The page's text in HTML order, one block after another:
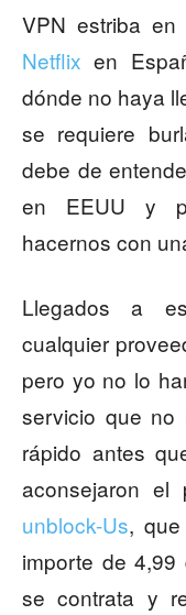
VPN estriba
Netflix en
dónde no haya
se requiere
debe de
en EEUU y
hacernos con
Llegados a
cualquier
pero yo no lo
servicio que
rápido antes
aconsejaron el
unblock-Us,
importe de 4,99
se contrata y